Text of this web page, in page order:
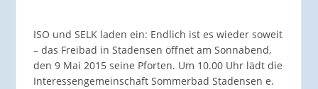
ISO und SELK laden ein: Endlich ist es wieder soweit
– das Freibad in Stadensen öffnet am Sonnabend,
den 9 Mai 2015 seine Pforten. Um 10.00 Uhr lädt die
Interessengemeinschaft Sommerbad Stadensen e.